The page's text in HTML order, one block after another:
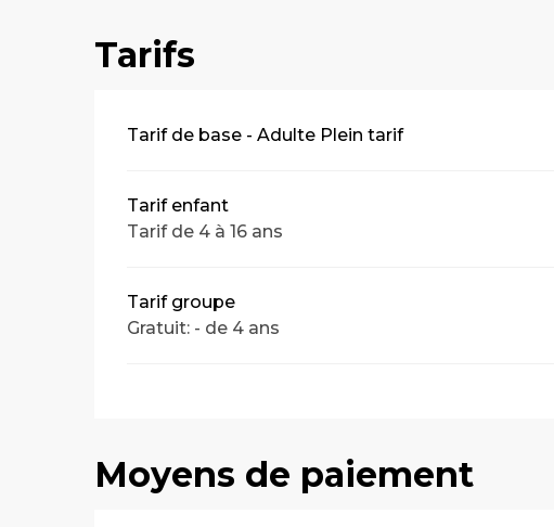
Tarifs
Tarifs 2026
Tarif de base - Adulte Plein tarif
Tarif enfant
Tarif de 4 à 16 ans
Tarif groupe
Gratuit: - de 4 ans
Moyens de paiement